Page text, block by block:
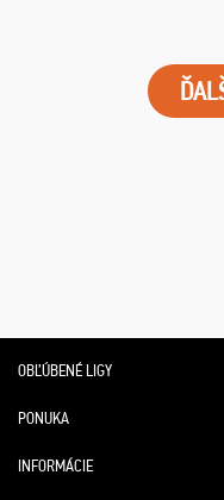
OBĽÚBENÉ LIGY
PONUKA
INFORMÁCIE